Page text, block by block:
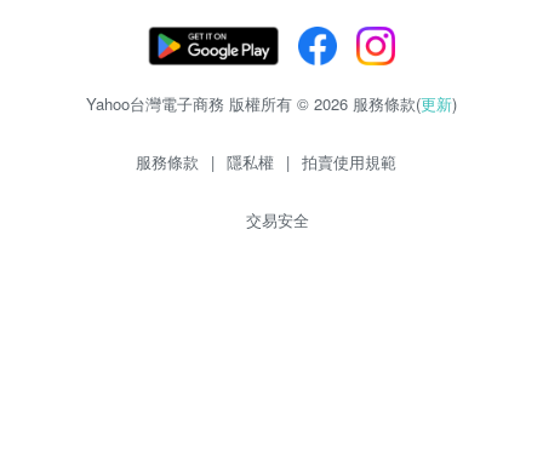
Yahoo台灣電子商務 版權所有 © 2026 服務條款(更新)
服務條款 | 隱私權 | 拍賣使用規範
交易安全